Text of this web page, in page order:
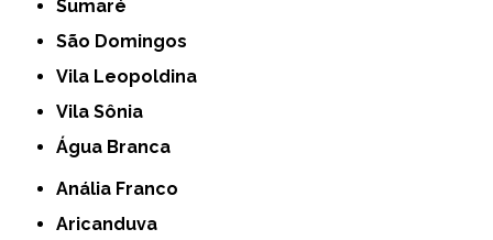
Sumaré
São Domingos
Vila Leopoldina
Vila Sônia
Água Branca
Anália Franco
Aricanduva